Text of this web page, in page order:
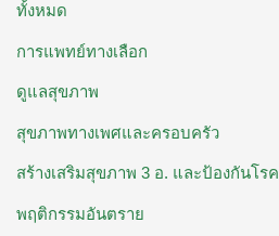
ทั้งหมด
การแพทย์ทางเลือก
ดูแลสุขภาพ
สุขภาพทางเพศและครอบครัว
สร้างเสริมสุขภาพ 3 อ. ​และป้องกันโรค
พฤติกรรมอันตราย